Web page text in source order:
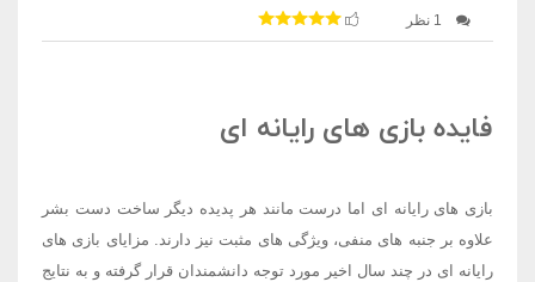
1 نظر
فایده بازی های رایانه ای
بازی های رایانه ای اما درست مانند هر پدیده دیگر ساخت دست بشر
علاوه بر جنبه های منفی، ویژگی های مثبت نیز دارند. مزایای بازی های
رایانه ای در چند سال اخیر مورد توجه دانشمندان قرار گرفته و به نتایج